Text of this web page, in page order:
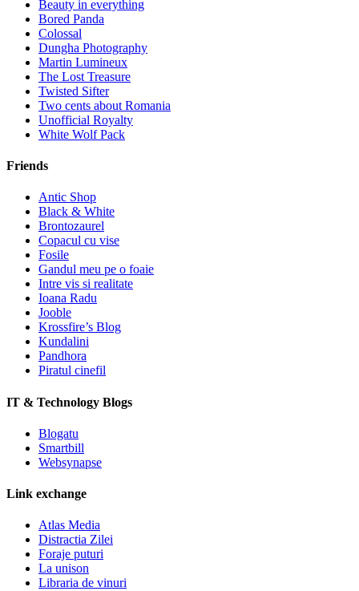
Beauty in everything
Bored Panda
Colossal
Dungha Photography
Martin Lumineux
The Lost Treasure
Twisted Sifter
Two cents about Romania
Unofficial Royalty
White Wolf Pack
Friends
Antic Shop
Black & White
Brontozaurel
Copacul cu vise
Fosile
Gandul meu pe o foaie
Intre vis si realitate
Ioana Radu
Jooble
Krossfire’s Blog
Kundalini
Pandhora
Piratul cinefil
IT & Technology Blogs
Blogatu
Smartbill
Websynapse
Link exchange
Atlas Media
Distractia Zilei
Foraje puturi
La unison
Libraria de vinuri